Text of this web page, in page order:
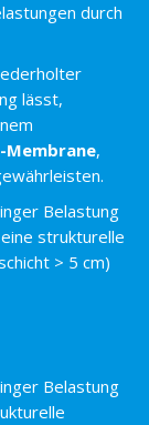
durch
lässt,
,
Belastung
strukturelle
> 5 cm)
Belastung